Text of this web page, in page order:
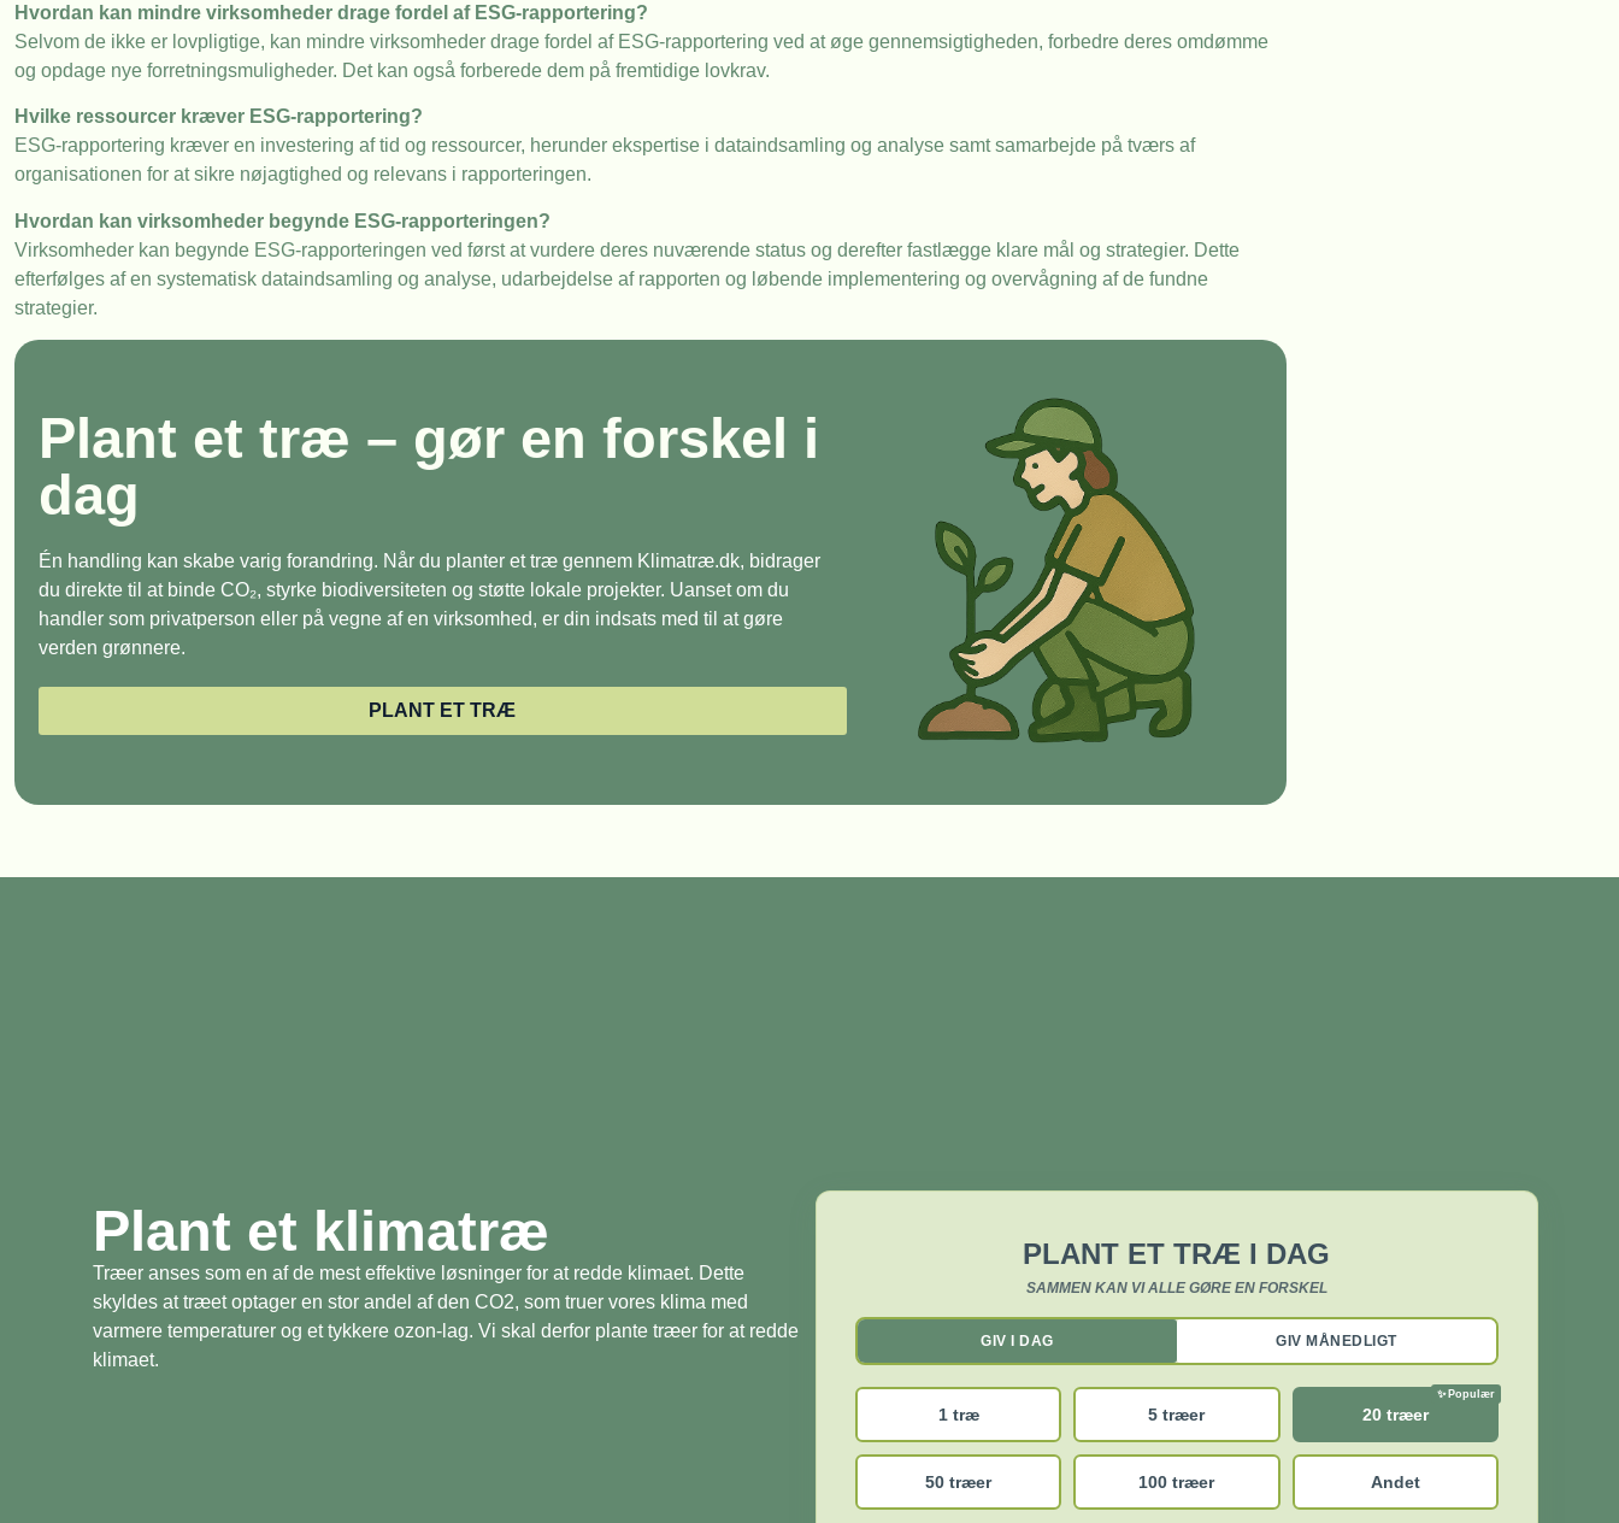
Hvordan kan mindre virksomheder drage fordel af ESG-rapportering?
Selvom de ikke er lovpligtige, kan mindre virksomheder drage fordel af ESG-rapportering ved at øge gennemsigtigheden, forbedre deres omdømme
og opdage nye forretningsmuligheder. Det kan også forberede dem på fremtidige lovkrav.
Hvilke ressourcer kræver ESG-rapportering?
ESG-rapportering kræver en investering af tid og ressourcer, herunder ekspertise i dataindsamling og analyse samt samarbejde på tværs af
organisationen for at sikre nøjagtighed og relevans i rapporteringen.
Hvordan kan virksomheder begynde ESG-rapporteringen?
Virksomheder kan begynde ESG-rapporteringen ved først at vurdere deres nuværende status og derefter fastlægge klare mål og strategier. Dette
efterfølges af en systematisk dataindsamling og analyse, udarbejdelse af rapporten og løbende implementering og overvågning af de fundne
strategier.
Plant et træ – gør en forskel i
dag
Én handling kan skabe varig forandring. Når du planter et træ gennem Klimatræ.dk, bidrager
du direkte til at binde CO₂, styrke biodiversiteten og støtte lokale projekter. Uanset om du
handler som privatperson eller på vegne af en virksomhed, er din indsats med til at gøre
verden grønnere.
PLANT ET TRÆ
Plant et klimatræ
Træer anses som en af de mest effektive løsninger for at redde klimaet. Dette
skyldes at træet optager en stor andel af den CO2, som truer vores klima med
varmere temperaturer og et tykkere ozon-lag. Vi skal derfor plante træer for at redde
klimaet.
PLANT ET TRÆ I DAG
SAMMEN KAN VI ALLE GØRE EN FORSKEL
GIV I DAG GIV MÅNEDLIGT
1 træ 5 træer 20 træer
50 træer 100 træer Andet